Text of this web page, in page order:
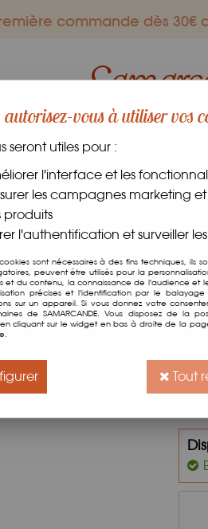
commande dès 30€
GOURMANDS DANS LE
5,
vous à utiliser vos
seront utiles pour :
l'interface et les
les campagnes marketing et
produits
l'authentification et surveiller
sont nécessaires à des fins techniques, ils
peuvent être utilisés pour la
et du contenu, la connaissance de l'audience et
précises et l'identification par le
sur un appareil. Si vous donnez votre
de SAMARCANDE. Vous disposez de la
cliquant sur le widget en bas à droite de la
Tout